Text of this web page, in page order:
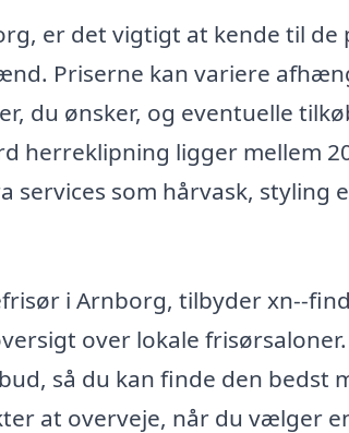
er det vigtigt at kende til de
Priserne kan variere
du ønsker, og eventuelle
herreklipning ligger mellem
services som hårvask, styling
i Arnborg, tilbyder xn--
over lokale frisørsaloner.
så du kan finde den bedst
at overveje, når du vælger